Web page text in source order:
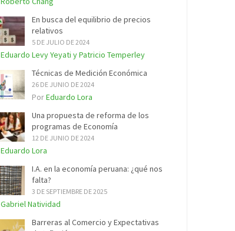
En busca del equilibrio de precios
relativos
5 DE JULIO DE 2024
Eduardo Levy Yeyati y Patricio Temperley
Técnicas de Medición Económica
26 DE JUNIO DE 2024
PorEduardo Lora
Una propuesta de reforma de los
programas de Economía
12 DE JUNIO DE 2024
Eduardo Lora
I.A. en la economía peruana: ¿qué nos
falta?
3 DE SEPTIEMBRE DE 2025
Gabriel Natividad
Barreras al Comercio y Expectativas